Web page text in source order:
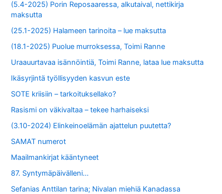
(5.4-2025) Porin Reposaaressa, alkutaival, nettikirja
maksutta
(25.1-2025) Halameen tarinoita – lue maksutta
(18.1-2025) Puolue murroksessa, Toimi Ranne
Uraauurtavaa isännöintiä, Toimi Ranne, lataa lue maksutta
Ikäsyrjintä työllisyyden kasvun este
SOTE kriisiin – tarkoituksellako?
Rasismi on väkivaltaa – tekee harhaiseksi
(3.10-2024) Elinkeinoelämän ajattelun puutetta?
SAMAT numerot
Maailmankirjat kääntyneet
87. Syntymäpäivälleni…
Sefanias Anttilan tarina; Nivalan miehiä Kanadassa